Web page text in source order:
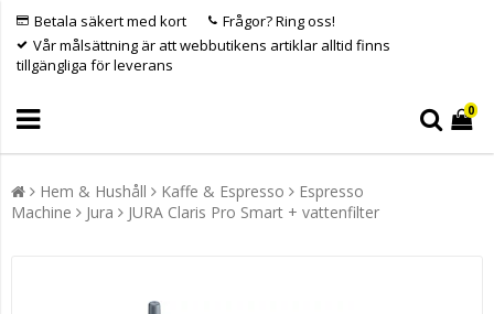
Betala säkert med kort
Frågor? Ring oss!
Vår målsättning är att webbutikens artiklar alltid finns
tillgängliga för leverans
0
Hem & Hushåll Kaffe & Espresso
Espresso
Machine
Jura JURA Claris Pro Smart + vattenfilter